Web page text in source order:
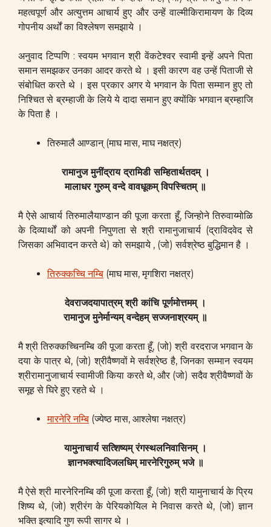
महत्वपूर्ण और अत्युत्तम आचार्य हुए और उन्हें वाल्मीकिरामायण के दिव्य
गोपनीय अर्थों का विश्लेषण समझाये ।
अनुवाद टिप्पणि : स्वयम भगवान श्री वेंकटेश्वर स्वामी इन्हें अपने पिता
समान समझकर उनका आदर करते थे । इसी कारण वह उन्हें पिताजी से
संबोधित करते थे । इस प्रकार अगर ये भगवान के पिता सम्मान हुए तो
निश्चित से ब्रम्हाजी के लिये ये दादा समान हुए क्योंकि भगवान ब्रम्हाजि
के पिता है ।
तिरुमालै आण्डान् (माघ मास, माघ नक्षत्र)
रामानुज मुनींद्राय द्रामिडी सम्हितार्थतदम् ।
मालाधर गुरुम् वन्दे वावधूकम् विपस्चितम् ॥
मै ऐसे आचार्य तिरुमालैयाण्डान की पूजा करता हूँ, जिन्होने तिरुवाय्मोळि
के दिव्यार्थों को अपनी निपुणता से श्री रामानुजाचार्य (द्राविदवेद से
जिसका अभिवादन करते थे) को समझाये , (जो) सर्वश्रेष्ठ बुद्धिमान है ।
तिरुक्कच्चि नम्बि (माघ मास, मृगशिरा नक्षत्र)
देवराजदयापात्रम् श्री कांचि पूर्णमोत्तमम् ।
रामानुज मुनेर्मान्यम् वन्देहम् सज्जनाश्रयम् ॥
मै श्री तिरुक्कच्चिनम्बि की पूजा करता हूँ, (जो) श्री वरदराज भगवान के
दया के पात्र थे, (जो) श्रीवैष्णवों मे सर्वश्रेष्ठ है, जिनका सम्मान स्वयम
श्रीरामानुजाचार्य स्वामीजी किया करते थे, और (जो) सदैव श्रीवैष्णवों के
समूह से घिरे हुए रहते थे ।
मारनेरि नम्बि (ज्येष्ठ मास, आश्लेषा नक्षत्र)
यामुनाचार्य सत्शिष्यम् रंगस्थलनिवासिनम् ।
ज्ञानभक्त्यादिजलधिम् मारनेरिगुरुम् भजे ॥
मै ऐसे श्री मारनेरिनम्बि की पूजा करता हूँ, (जो) श्री यामुनाचार्य के प्रिय
शिष्य थे, (जो) श्रीरंग के पेरियकोयिल मे निवास करते थे, (जो) ज्ञान
भक्ति इत्यादि गुण रूपी सागर थे ।